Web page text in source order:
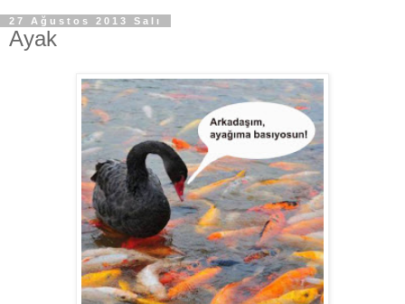
27 Ağustos 2013 Salı
Ayak